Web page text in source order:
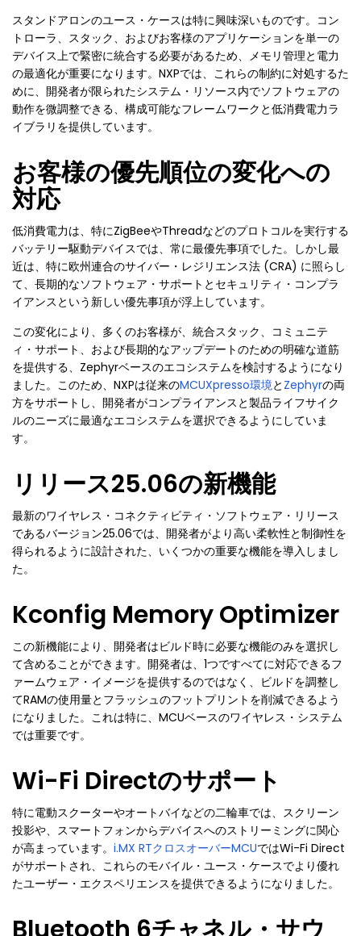
スタンドアロンのユース・ケースは特に興味深いものです。コン
トローラ、スタック、およびお客様のアプリケーションを単一の
デバイス上で緊密に統合する必要があるため、メモリ管理と電力
の最適化が重要になります。NXPでは、これらの制約に対処するた
めに、開発者が限られたシステム・リソース内でソフトウェアの
動作を微調整できる、構成可能なフレームワークと低消費電力ラ
イブラリを提供しています。
お客様の優先順位の変化への
対応
低消費電力は、特にZigBeeやThreadなどのプロトコルを実行する
バッテリー駆動デバイスでは、常に最優先事項でした。しかし最
近は、特に欧州連合のサイバー・レジリエンス法 (CRA) に照らし
て、長期的なソフトウェア・サポートとセキュリティ・コンプラ
イアンスという新しい優先事項が浮上しています。
この変化により、多くのお客様が、統合スタック、コミュニテ
ィ・サポート、および長期的なアップデートのための明確な道筋
を提供する、Zephyrベースのエコシステムを検討するようになり
ました。このため、NXPは従来のMCUXpresso環境と Zephyrの両
方をサポートし、開発者がコンプライアンスと製品ライフサイク
ルのニーズに最適なエコシステムを選択できるようにしていま
す。
リリース25.06の新機能
最新のワイヤレス・コネクティビティ・ソフトウェア・リリース
であるバージョン25.06では、開発者がより高い柔軟性と制御性を
得られるように設計された、いくつかの重要な機能を導入しまし
た。
Kconfig Memory Optimizer
この新機能により、開発者はビルド時に必要な機能のみを選択し
て含めることができます。開発者は、1つですべてに対応できるフ
ァームウェア・イメージを提供するのではなく、ビルドを調整し
てRAMの使用量とフラッシュのフットプリントを削減できるよう
になりました。これは特に、MCUベースのワイヤレス・システム
では重要です。
Wi-Fi Directのサポート
特に電動スクーターやオートバイなどの二輪車では、スクリーン
投影や、スマートフォンからデバイスへのストリーミングに関心
が高まっています。 i.MX RTクロスオーバーMCUではWi-Fi Direct
がサポートされ、これらのモバイル・ユース・ケースでより優れ
たユーザー・エクスペリエンスを提供できるようになりました。